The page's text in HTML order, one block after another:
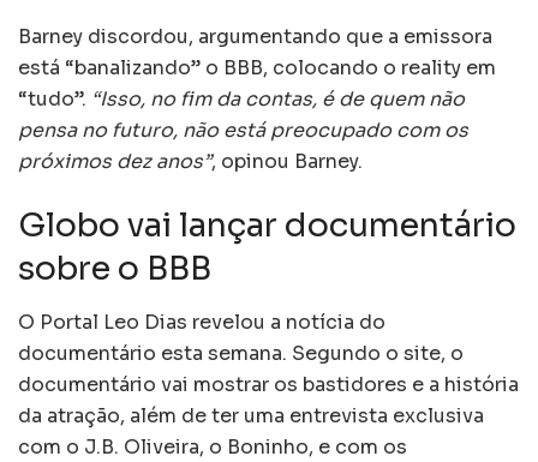
Barney discordou, argumentando que a emissora
está “banalizando” o BBB, colocando o reality em
“tudo”. “Isso, no fim da contas, é de quem não
pensa no futuro, não está preocupado com os
próximos dez anos”, opinou Barney.
Globo vai lançar documentário
sobre o BBB
O Portal Leo Dias revelou a notícia do
documentário esta semana. Segundo o site, o
documentário vai mostrar os bastidores e a história
da atração, além de ter uma entrevista exclusiva
com o J.B. Oliveira, o Boninho, e com os